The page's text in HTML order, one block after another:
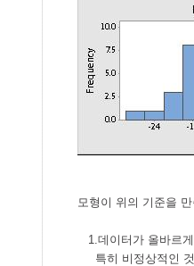
모형이 위의 기준을
1.데이터가 올바르
특히 비정상적인 것